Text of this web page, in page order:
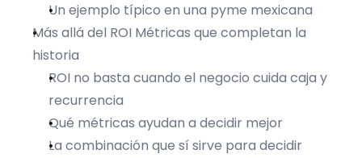
Un ejemplo típico en una pyme mexicana
Más allá del ROI Métricas que completan la
historia
ROI no basta cuando el negocio cuida caja y
recurrencia
Qué métricas ayudan a decidir mejor
La combinación que sí sirve para decidir